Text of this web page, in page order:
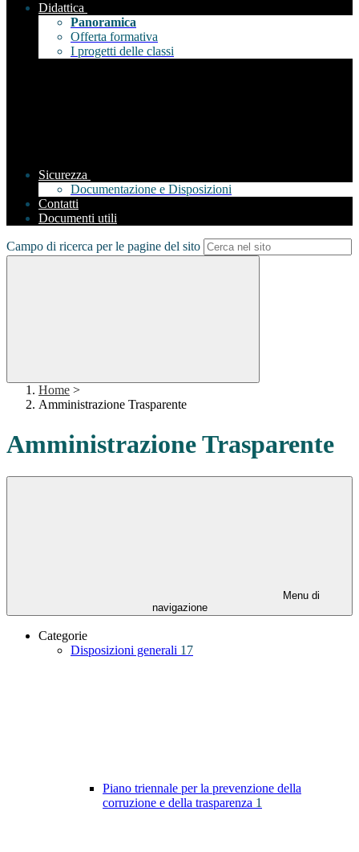
Didattica
Panoramica
Offerta formativa
I progetti delle classi
Sicurezza
Documentazione e Disposizioni
Contatti
Documenti utili
Campo di ricerca per le pagine del sito
Home >
Amministrazione Trasparente
Amministrazione Trasparente
Menu di
navigazione
Categorie
Disposizioni generali 17
Piano triennale per la prevenzione della
corruzione e della trasparenza 1